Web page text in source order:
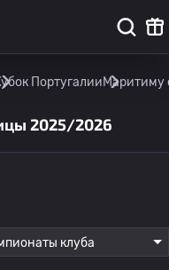
ПортугалииМаритиму
2025/2026
клуба